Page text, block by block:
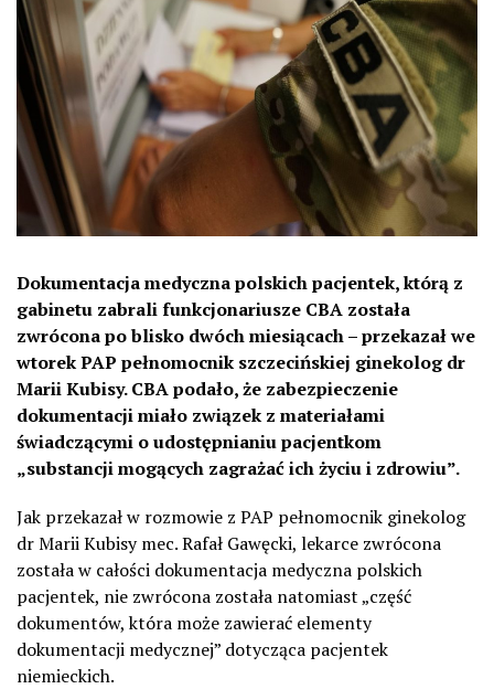
Dokumentacja medyczna polskich pacjentek, którą z
gabinetu zabrali funkcjonariusze CBA została
zwrócona po blisko dwóch miesiącach – przekazał we
wtorek PAP pełnomocnik szczecińskiej ginekolog dr
Marii Kubisy. CBA podało, że zabezpieczenie
dokumentacji miało związek z materiałami
świadczącymi o udostępnianiu pacjentkom
„substancji mogących zagrażać ich życiu i zdrowiu”.
Jak przekazał w rozmowie z PAP pełnomocnik ginekolog
dr Marii Kubisy mec. Rafał Gawęcki, lekarce zwrócona
została w całości dokumentacja medyczna polskich
pacjentek, nie zwrócona została natomiast „część
dokumentów, która może zawierać elementy
dokumentacji medycznej” dotycząca pacjentek
niemieckich.